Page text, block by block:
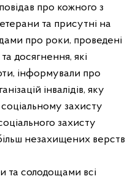
про кожного з
та присутні на
про роки, проведені
досягнення, які
інформували про
інвалідів, яку
захисту
захисту
незахищених верств
солодощами всі